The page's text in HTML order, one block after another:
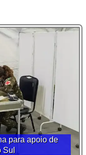
para apoio de
Sul